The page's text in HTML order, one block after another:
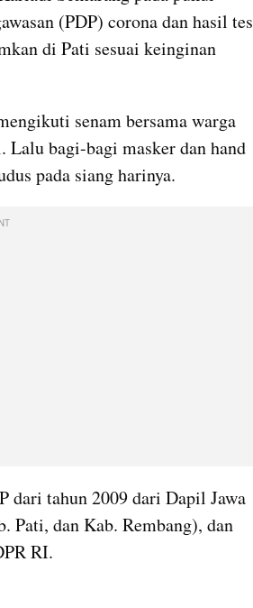
(PDP) corona dan hasil tes
di Pati sesuai keinginan
senam bersama warga
Lalu bagi-bagi masker dan hand
pada siang harinya.
dari tahun 2009 dari Dapil Jawa
Pati, dan Kab. Rembang), dan
RI.